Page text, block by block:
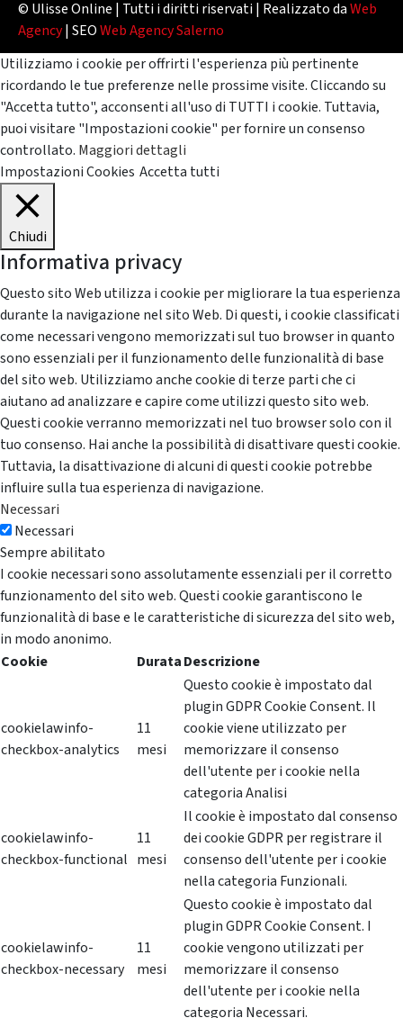
© Ulisse Online | Tutti i diritti riservati | Realizzato daWeb
Agency| SEOWeb Agency Salerno
Utilizziamo i cookie per offrirti l'esperienza più pertinente
ricordando le tue preferenze nelle prossime visite. Cliccando su
"Accetta tutto", acconsenti all'uso di TUTTI i cookie. Tuttavia,
puoi visitare "Impostazioni cookie" per fornire un consenso
controllato. Maggiori dettagli
Impostazioni Cookies Accetta tutti
Chiudi
Informativa privacy
Questo sito Web utilizza i cookie per migliorare la tua esperienza
durante la navigazione nel sito Web. Di questi, i cookie classificati
come necessari vengono memorizzati sul tuo browser in quanto
sono essenziali per il funzionamento delle funzionalità di base
del sito web. Utilizziamo anche cookie di terze parti che ci
aiutano ad analizzare e capire come utilizzi questo sito web.
Questi cookie verranno memorizzati nel tuo browser solo con il
tuo consenso. Hai anche la possibilità di disattivare questi cookie.
Tuttavia, la disattivazione di alcuni di questi cookie potrebbe
influire sulla tua esperienza di navigazione.
Necessari
Necessari
Sempre abilitato
I cookie necessari sono assolutamente essenziali per il corretto
funzionamento del sito web. Questi cookie garantiscono le
funzionalità di base e le caratteristiche di sicurezza del sito web,
in modo anonimo.
Cookie
DurataDescrizione
cookielawinfo-
checkbox-analytics
11
mesi
Questo cookie è impostato dal
plugin GDPR Cookie Consent. Il
cookie viene utilizzato per
memorizzare il consenso
dell'utente per i cookie nella
categoria Analisi
cookielawinfo-
checkbox-functional
11
mesi
Il cookie è impostato dal consenso
dei cookie GDPR per registrare il
consenso dell'utente per i cookie
nella categoria Funzionali.
cookielawinfo-
checkbox-necessary
11
mesi
Questo cookie è impostato dal
plugin GDPR Cookie Consent. I
cookie vengono utilizzati per
memorizzare il consenso
dell'utente per i cookie nella
categoria Necessari.